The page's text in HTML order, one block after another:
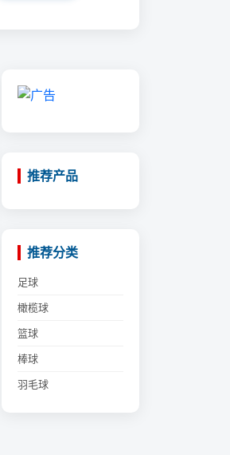
推荐产品
推荐分类
足球
橄榄球
篮球
棒球
羽毛球